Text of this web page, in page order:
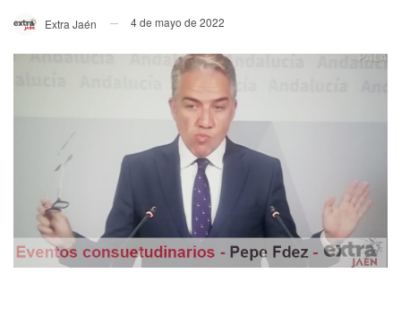
Extra Jaén 4 de mayo de 2022